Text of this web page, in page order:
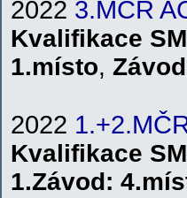
2022 3.MČR
Kvalifikace SM
1.místo,
2022
Kvalifikace SM
1.Závod: